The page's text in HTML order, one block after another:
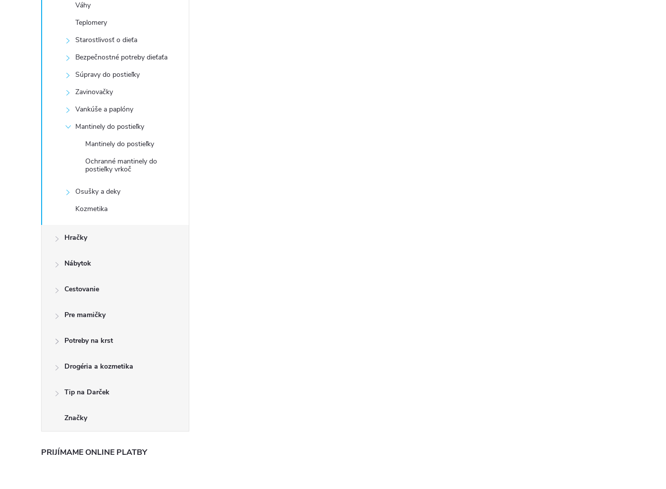
Váhy
Teplomery
Starostlivosť o dieťa
Bezpečnostné potreby dieťaťa
Súpravy do postieľky
Zavinovačky
Vankúše a paplóny
Mantinely do postieľky
Mantinely do postieľky
Ochranné mantinely do
postieľky vrkoč
Osušky a deky
Kozmetika
Hračky
Nábytok
Cestovanie
Pre mamičky
Potreby na krst
Drogéria a kozmetika
Tip na Darček
Značky
PRIJÍMAME ONLINE PLATBY